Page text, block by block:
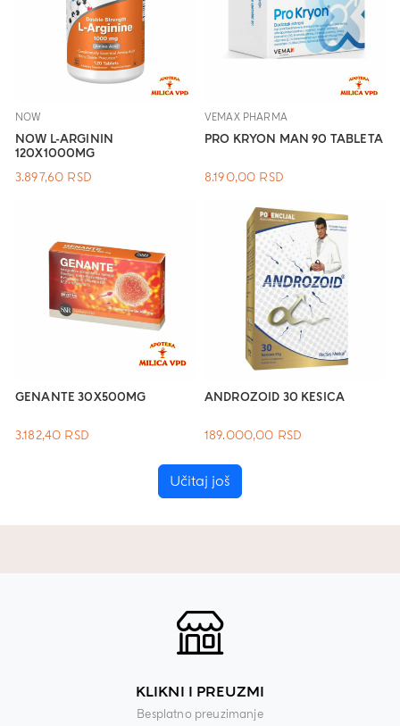
NOW
NOW L-ARGININ
120X1000MG
3.897,60 RSD
VEMAX PHARMA
PRO KRYON MAN 90 TABLETA
8.190,00 RSD
GENANTE 30X500MG
3.182,40 RSD
ANDROZOID 30 KESICA
189.000,00 RSD
Učitaj još
KLIKNI I PREUZMI
Besplatno preuzimanje